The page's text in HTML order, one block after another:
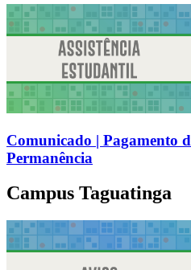
Comunicado | Pagamento
Permanência
Campus Taguatinga